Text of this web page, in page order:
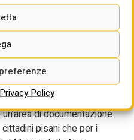
Privacy Policy
archeologico, poiché
Pisa Medioevale
nell’area della Terzana.
ha riportato alla luce le
origine medievale.
di documentazione
pisani che per i